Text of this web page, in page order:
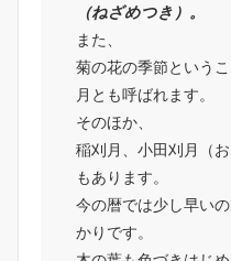
（ねざめつき）。
また、
菊の花の季節という
月とも呼ばれます。
そのほか、
稲刈月、小田刈月（
もあります。
今の暦では少し早い
かりです。